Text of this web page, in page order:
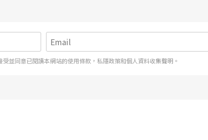
並同意已閱讀本網站的使用條款，私隱政策和個人資料收集聲明。